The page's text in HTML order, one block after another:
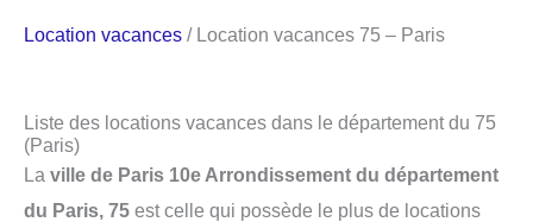
Location vacances / Location vacances 75 – Paris
Liste des locations vacances dans le département du 75
(Paris)
La ville de Paris 10e Arrondissement du département
du Paris, 75 est celle qui possède le plus de locations